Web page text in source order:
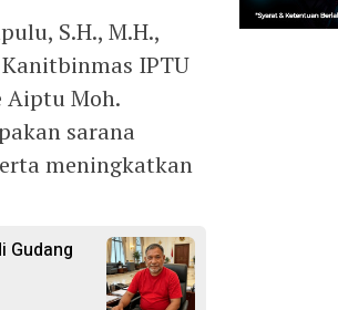
S.H., M.H.,
IPTU
Aiptu Moh.
sarana
meningkatkan
Gudang